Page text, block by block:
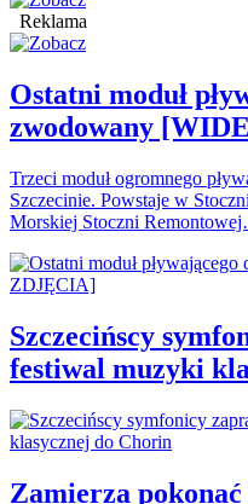
Reklama
Ostatni moduł
zwodowany
Trzeci moduł ogromnego
Szczecinie. Powstaje w
Morskiej Stoczni
Szczecińscy
festiwal muzyki
Zamierza